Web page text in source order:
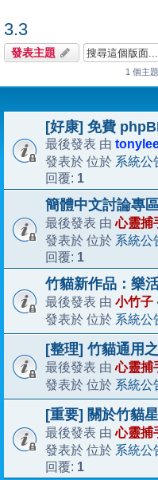
3.3
發表主題
1 個主
[好康] 免費
最後發表 由
發表於 位於 系統公
回覆: 1
簡體中文討論專
最後發表 由心靈捕
發表於 位於 系統公
回覆: 1
竹貓新作品：樂
最後發表 由 小竹子
發表於 位於 系統公
[整理] 竹貓通用
最後發表 由心靈捕
發表於 位於 系統公
[重要] 關於竹貓
最後發表 由心靈捕
發表於 位於 系統公
回覆: 1